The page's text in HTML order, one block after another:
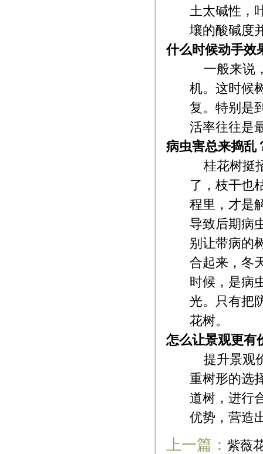
土太碱性，
壤的酸碱度
什么时候动手效
一般来说
机。这时候
复。特别是
活率往往是
病虫害总来捣乱
桂花树挺
了，枝干也
程里，才是
导致后期病
别让带病的
合起来，冬
时候，是病
光。只有把
花树。
怎么让景观更有
提升景观
重树形的选
道树，进行
优势，营造
上一篇： 紫薇